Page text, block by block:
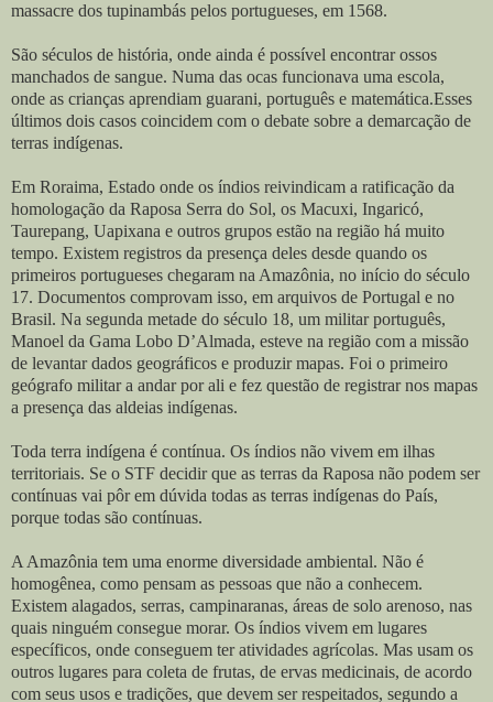
massacre dos tupinambás pelos portugueses, em 1568.
São séculos de história, onde ainda é possível encontrar ossos
manchados de sangue. Numa das ocas funcionava uma escola,
onde as crianças aprendiam guarani, português e matemática.Esses
últimos dois casos coincidem com o debate sobre a demarcação de
terras indígenas.
Em Roraima, Estado onde os índios reivindicam a ratificação da
homologação da Raposa Serra do Sol, os Macuxi, Ingaricó,
Taurepang, Uapixana e outros grupos estão na região há muito
tempo. Existem registros da presença deles desde quando os
primeiros portugueses chegaram na Amazônia, no início do século
17. Documentos comprovam isso, em arquivos de Portugal e no
Brasil. Na segunda metade do século 18, um militar português,
Manoel da Gama Lobo D’Almada, esteve na região com a missão
de levantar dados geográficos e produzir mapas. Foi o primeiro
geógrafo militar a andar por ali e fez questão de registrar nos mapas
a presença das aldeias indígenas.
Toda terra indígena é contínua. Os índios não vivem em ilhas
territoriais. Se o STF decidir que as terras da Raposa não podem ser
contínuas vai pôr em dúvida todas as terras indígenas do País,
porque todas são contínuas.
A Amazônia tem uma enorme diversidade ambiental. Não é
homogênea, como pensam as pessoas que não a conhecem.
Existem alagados, serras, campinaranas, áreas de solo arenoso, nas
quais ninguém consegue morar. Os índios vivem em lugares
específicos, onde conseguem ter atividades agrícolas. Mas usam os
outros lugares para coleta de frutas, de ervas medicinais, de acordo
com seus usos e tradições, que devem ser respeitados, segundo a